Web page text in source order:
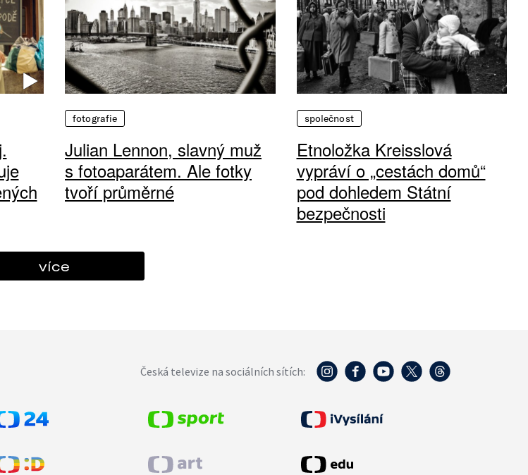
fotografie
Julian Lennon, slavný muž
s fotoaparátem. Ale fotky
tvoří průměrné
společnost
Etnoložka Kreisslová
vypráví o „cestách domů“
pod dohledem Státní
bezpečnosti
více
Česká televize na sociálních sítích: